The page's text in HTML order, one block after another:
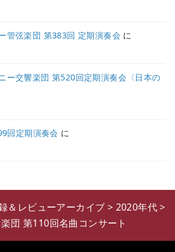
管弦楽団 第383回 定期演奏会 に
ー交響楽団 第520回定期演奏会〈日本の
回定期演奏会 に
＆レビューアーカイブ > 2020年代>
団 第110回名曲コンサート